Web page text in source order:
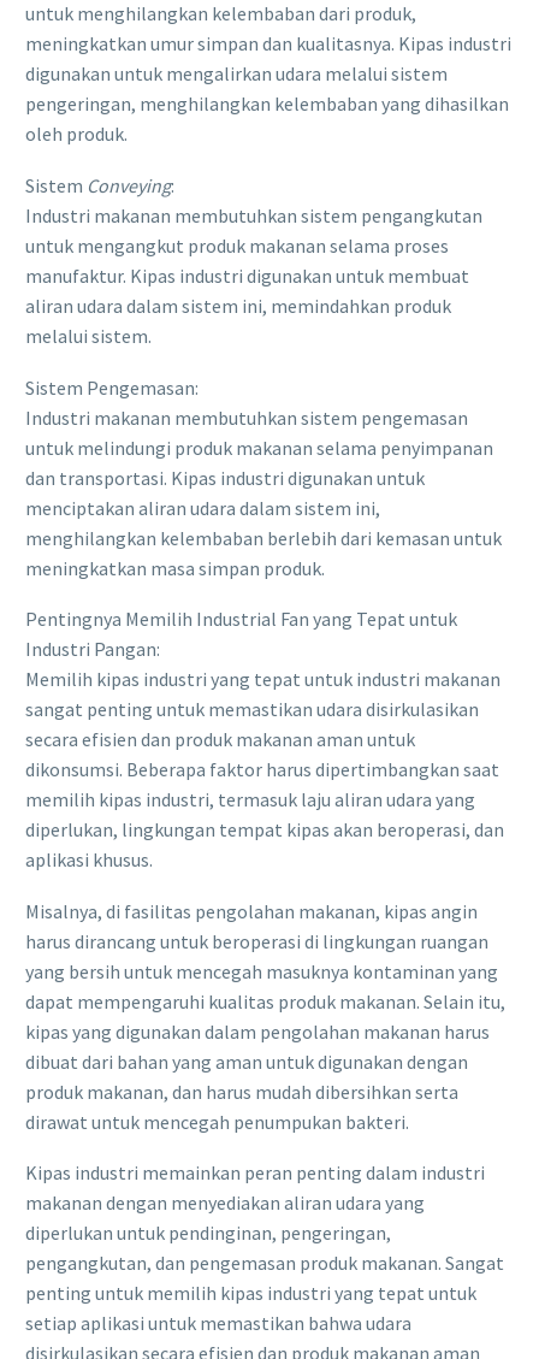
untuk menghilangkan kelembaban dari produk,
meningkatkan umur simpan dan kualitasnya. Kipas industri
digunakan untuk mengalirkan udara melalui sistem
pengeringan, menghilangkan kelembaban yang dihasilkan
oleh produk.
Sistem Conveying:
Industri makanan membutuhkan sistem pengangkutan
untuk mengangkut produk makanan selama proses
manufaktur. Kipas industri digunakan untuk membuat
aliran udara dalam sistem ini, memindahkan produk
melalui sistem.
Sistem Pengemasan:
Industri makanan membutuhkan sistem pengemasan
untuk melindungi produk makanan selama penyimpanan
dan transportasi. Kipas industri digunakan untuk
menciptakan aliran udara dalam sistem ini,
menghilangkan kelembaban berlebih dari kemasan untuk
meningkatkan masa simpan produk.
Pentingnya Memilih Industrial Fan yang Tepat untuk
Industri Pangan:
Memilih kipas industri yang tepat untuk industri makanan
sangat penting untuk memastikan udara disirkulasikan
secara efisien dan produk makanan aman untuk
dikonsumsi. Beberapa faktor harus dipertimbangkan saat
memilih kipas industri, termasuk laju aliran udara yang
diperlukan, lingkungan tempat kipas akan beroperasi, dan
aplikasi khusus.
Misalnya, di fasilitas pengolahan makanan, kipas angin
harus dirancang untuk beroperasi di lingkungan ruangan
yang bersih untuk mencegah masuknya kontaminan yang
dapat mempengaruhi kualitas produk makanan. Selain itu,
kipas yang digunakan dalam pengolahan makanan harus
dibuat dari bahan yang aman untuk digunakan dengan
produk makanan, dan harus mudah dibersihkan serta
dirawat untuk mencegah penumpukan bakteri.
Kipas industri memainkan peran penting dalam industri
makanan dengan menyediakan aliran udara yang
diperlukan untuk pendinginan, pengeringan,
pengangkutan, dan pengemasan produk makanan. Sangat
penting untuk memilih kipas industri yang tepat untuk
setiap aplikasi untuk memastikan bahwa udara
disirkulasikan secara efisien dan produk makanan aman